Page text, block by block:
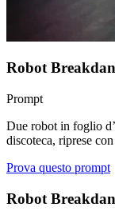
Robot
Prompt
Due robot in foglio
discoteca, riprese
Prova questo prompt
Robot